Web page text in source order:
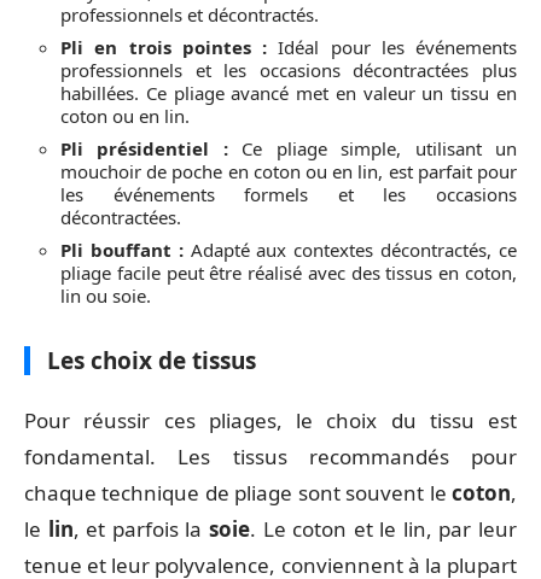
professionnels et décontractés.
Pli en trois pointes : Idéal pour les événements
professionnels et les occasions décontractées plus
habillées. Ce pliage avancé met en valeur un tissu en
coton ou en lin.
Pli présidentiel :Ce pliage simple, utilisant un
mouchoir de poche en coton ou en lin, est parfait pour
les événements formels et les occasions
décontractées.
Pli bouffant :Adapté aux contextes décontractés, ce
pliage facile peut être réalisé avec des tissus en coton,
lin ou soie.
Les choix de tissus
Pour réussir ces pliages, le choix du tissu est
fondamental. Les tissus recommandés pour
chaque technique de pliage sont souvent le coton,
le lin, et parfois la soie. Le coton et le lin, par leur
tenue et leur polyvalence, conviennent à la plupart